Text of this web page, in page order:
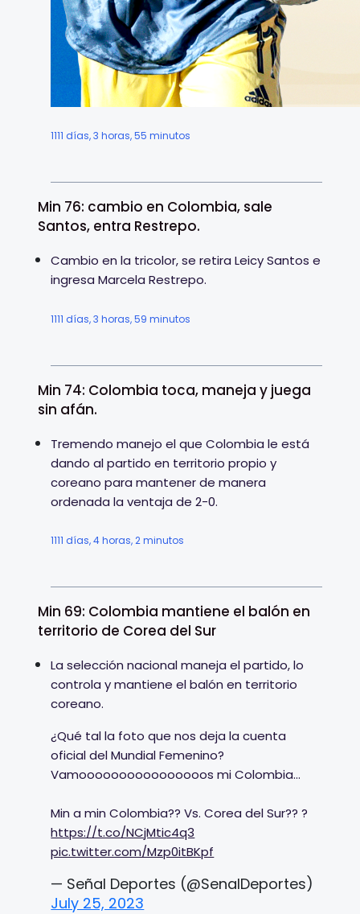
1111 días, 3 horas, 55 minutos
Min 76: cambio en Colombia, sale
Santos, entra Restrepo.
Cambio en la tricolor, se retira Leicy Santos e
ingresa Marcela Restrepo.
1111 días, 3 horas, 59 minutos
Min 74: Colombia toca, maneja y juega
sin afán.
Tremendo manejo el que Colombia le está
dando al partido en territorio propio y
coreano para mantener de manera
ordenada la ventaja de 2-0.
1111 días, 4 horas, 2 minutos
Min 69: Colombia mantiene el balón en
territorio de Corea del Sur
La selección nacional maneja el partido, lo
controla y mantiene el balón en territorio
coreano.
¿Qué tal la foto que nos deja la cuenta
oficial del Mundial Femenino?
Vamoooooooooooooooos mi Colombia...
Min a min Colombia?? Vs. Corea del Sur?? ?
https://t.co/NCjMtic4q3
pic.twitter.com/Mzp0itBKpf
— Señal Deportes (@SenalDeportes)
July 25, 2023